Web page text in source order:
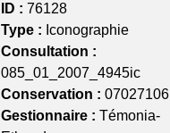
ID : 76128
Type : Iconographie
Consultation :
085_01_2007_4945ic
Conservation : 07027106
Gestionnaire : Témonia-